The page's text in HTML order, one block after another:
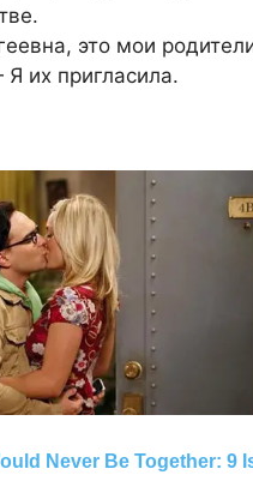
это мои
их пригласила.